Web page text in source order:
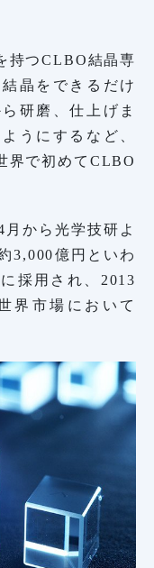
持つCLBO結晶専
晶をできるだけ
研磨、仕上げま
うにするなど、
界で初めてCLBO
から光学技研よ
3,000億円といわ
採用され、2013
界市場において